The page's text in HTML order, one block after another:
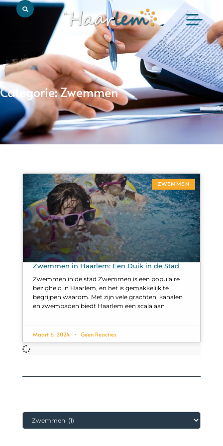
Categorie: Zwemmen
ZWEMMEN
Zwemmen in Haarlem: Een Duik in de Stad
Zwemmen in de stad Zwemmen is een populaire
bezigheid in Haarlem, en het is gemakkelijk te
begrijpen waarom. Met zijn vele grachten, kanalen
en zwembaden biedt Haarlem een scala aan
Maart 6, 2024 Geen Reacties